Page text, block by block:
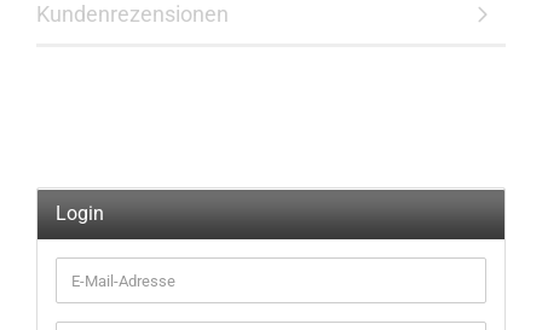
Kundenrezensionen
Login
E-
Mail-
Adresse